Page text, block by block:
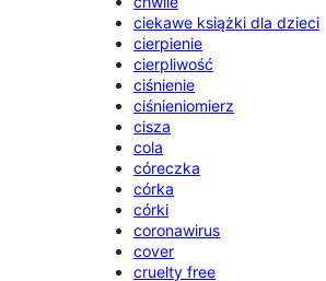
ciekawe książki dla dzieci
cierpienie
cierpliwość
ciśnienie
ciśnieniomierz
cisza
cola
córeczka
córka
córki
coronawirus
cover
cruelty free